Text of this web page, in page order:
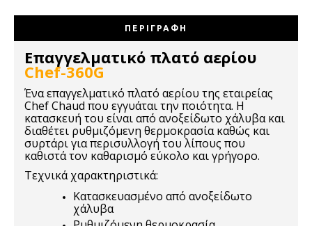
ΠΕΡΙΓΡΑΦΉ
Επαγγελματικό πλατό αερίου
Chef-360G
Ένα επαγγελματικό πλατό αερίου της εταιρείας
Chef Chaud που εγγυάται την ποιότητα. Η
κατασκευή του είναι από ανοξείδωτο χάλυβα και
διαθέτει ρυθμιζόμενη θερμοκρασία καθώς και
συρτάρι για περισυλλογή του λίπους που
καθιστά τον καθαρισμό εύκολο και γρήγορο.
Τεχνικά χαρακτηριστικά:
Κατασκευασμένο από ανοξείδωτο
χάλυβα